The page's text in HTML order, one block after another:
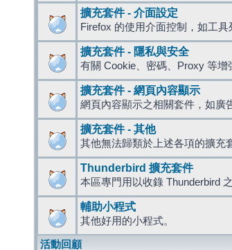
擴充套件 - 介面設定
Firefox 的使用介面控制，如工
擴充套件 - 隱私與安全
有關 Cookie、密碼、Proxy 等
擴充套件 - 網頁內容顯示
網頁內容顯示之相關套件，如廣
擴充套件 - 其他
其他無法歸類於上述各項的擴充
Thunderbird 擴充套件
本區專門用以收錄 Thunderbird
輔助小程式
其他好用的小程式。
活動回顧